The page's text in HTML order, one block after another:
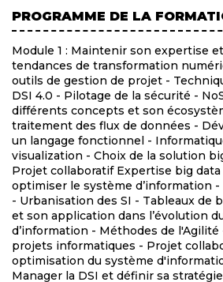
PROGRAMME DE LA
Module 1 : Maintenir son expertise
tendances de transformation
outils de gestion de projet -
DSI 4.0 - Pilotage de la sécurité -
différents concepts et son
traitement des flux de données -
un langage fonctionnel -
visualization - Choix de la solution
Projet collaboratif Expertise big
optimiser le système d’information -
- Urbanisation des SI - Tableaux de
et son application dans l’évolution
d’information - Méthodes de
projets informatiques - Projet
optimisation du système
Manager la DSI et définir sa